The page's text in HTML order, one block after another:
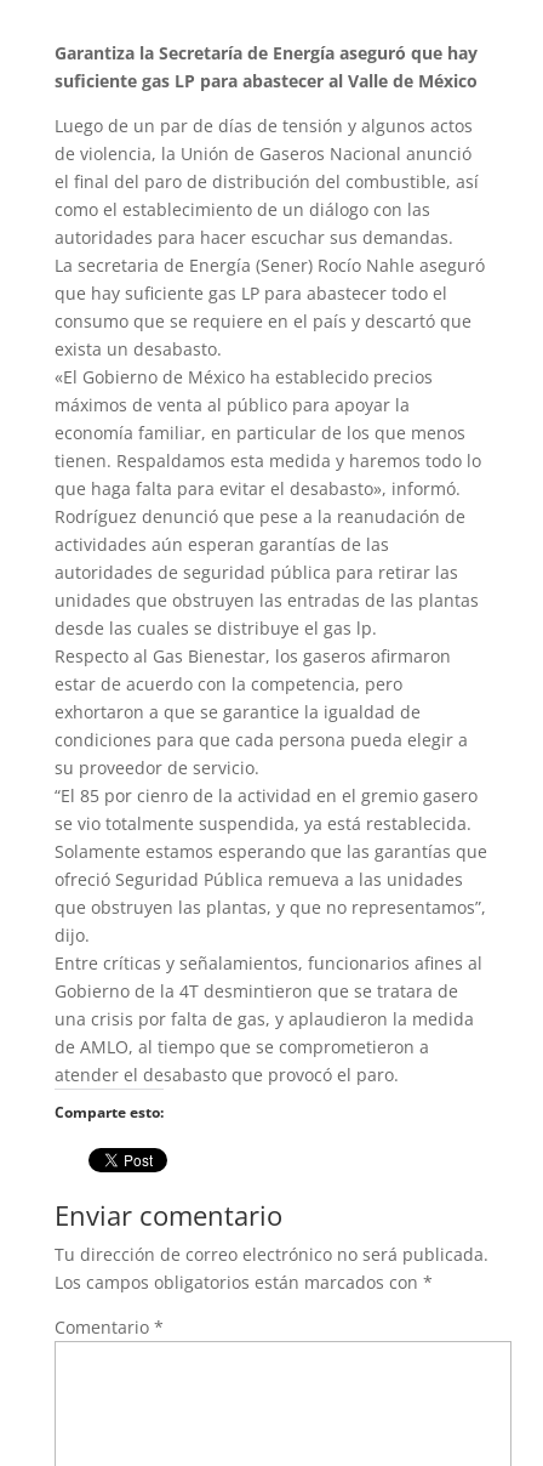
Garantiza la Secretaría de Energía aseguró que hay
suficiente gas LP para abastecer al Valle de México
Luego de un par de días de tensión y algunos actos
de violencia, la Unión de Gaseros Nacional anunció
el final del paro de distribución del combustible, así
como el establecimiento de un diálogo con las
autoridades para hacer escuchar sus demandas.
La secretaria de Energía (Sener) Rocío Nahle aseguró
que hay suficiente gas LP para abastecer todo el
consumo que se requiere en el país y descartó que
exista un desabasto.
«El Gobierno de México ha establecido precios
máximos de venta al público para apoyar la
economía familiar, en particular de los que menos
tienen. Respaldamos esta medida y haremos todo lo
que haga falta para evitar el desabasto», informó.
Rodríguez denunció que pese a la reanudación de
actividades aún esperan garantías de las
autoridades de seguridad pública para retirar las
unidades que obstruyen las entradas de las plantas
desde las cuales se distribuye el gas lp.
Respecto al Gas Bienestar, los gaseros afirmaron
estar de acuerdo con la competencia, pero
exhortaron a que se garantice la igualdad de
condiciones para que cada persona pueda elegir a
su proveedor de servicio.
“El 85 por cienro de la actividad en el gremio gasero
se vio totalmente suspendida, ya está restablecida.
Solamente estamos esperando que las garantías que
ofreció Seguridad Pública remueva a las unidades
que obstruyen las plantas, y que no representamos”,
dijo.
Entre críticas y señalamientos, funcionarios afines al
Gobierno de la 4T desmintieron que se tratara de
una crisis por falta de gas, y aplaudieron la medida
de AMLO, al tiempo que se comprometieron a
atender el desabasto que provocó el paro.
Comparte esto:
Enviar comentario
Tu dirección de correo electrónico no será publicada.
Los campos obligatorios están marcados con *
Comentario *